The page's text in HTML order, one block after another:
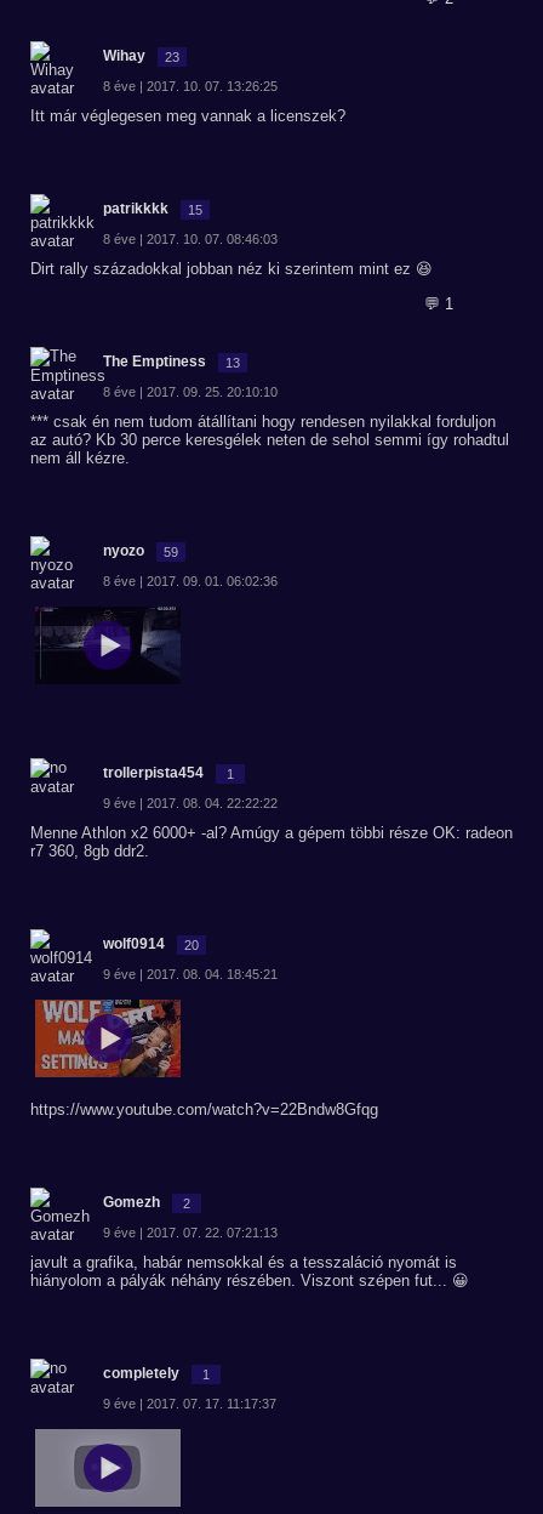
Wihay 23
8 éve | 2017. 10. 07. 13:26:25
Itt már véglegesen meg vannak a licenszek?
patrikkkk 15
8 éve | 2017. 10. 07. 08:46:03
Dirt rally századokkal jobban néz ki szerintem mint ez 😆
💬 1
The Emptiness 13
8 éve | 2017. 09. 25. 20:10:10
*** csak én nem tudom átállítani hogy rendesen nyilakkal forduljon
az autó? Kb 30 perce keresgélek neten de sehol semmi így rohadtul
nem áll kézre.
nyozo 59
8 éve | 2017. 09. 01. 06:02:36
trollerpista454 1
9 éve | 2017. 08. 04. 22:22:22
Menne Athlon x2 6000+ -al? Amúgy a gépem többi része OK: radeon
r7 360, 8gb ddr2.
wolf0914 20
9 éve | 2017. 08. 04. 18:45:21
https://www.youtube.com/watch?v=22Bndw8Gfqg
Gomezh 2
9 éve | 2017. 07. 22. 07:21:13
javult a grafika, habár nemsokkal és a tesszaláció nyomát is
hiányolom a pályák néhány részében. Viszont szépen fut... 😀
completely 1
9 éve | 2017. 07. 17. 11:17:37